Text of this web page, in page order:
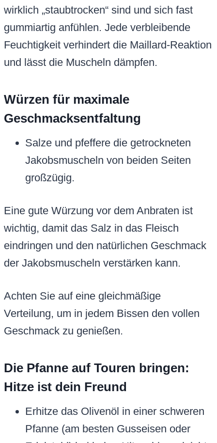
wirklich „staubtrocken“ sind und sich fast
gummiartig anfühlen. Jede verbleibende
Feuchtigkeit verhindert die Maillard-Reaktion
und lässt die Muscheln dämpfen.
Würzen für maximale
Geschmacksentfaltung
Salze und pfeffere die getrockneten
Jakobsmuscheln von beiden Seiten
großzügig.
Eine gute Würzung vor dem Anbraten ist
wichtig, damit das Salz in das Fleisch
eindringen und den natürlichen Geschmack
der Jakobsmuscheln verstärken kann.
Achten Sie auf eine gleichmäßige
Verteilung, um in jedem Bissen den vollen
Geschmack zu genießen.
Die Pfanne auf Touren bringen:
Hitze ist dein Freund
Erhitze das Olivenöl in einer schweren
Pfanne (am besten Gusseisen oder